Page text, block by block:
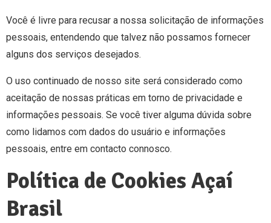
Você é livre para recusar a nossa solicitação de informações
pessoais, entendendo que talvez não possamos fornecer
alguns dos serviços desejados.
O uso continuado de nosso site será considerado como
aceitação de nossas práticas em torno de privacidade e
informações pessoais. Se você tiver alguma dúvida sobre
como lidamos com dados do usuário e informações
pessoais, entre em contacto connosco.
Política de Cookies Açaí
Brasil